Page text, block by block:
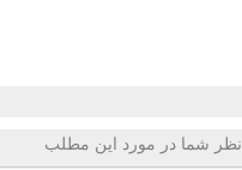
نظر شما در مورد این مطلب